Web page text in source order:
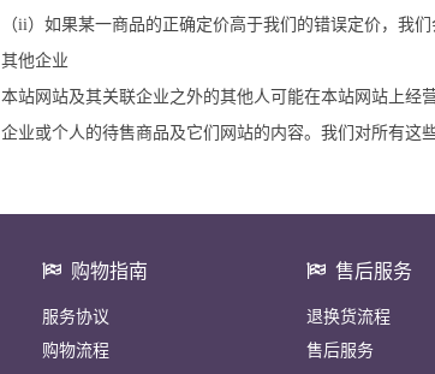
（ii）如果某一商品的正确定价高于我们的错误定价，我
其他企业
本站网站及其关联企业之外的其他人可能在本站网站上经
企业或个人的待售商品及它们网站的内容。我们对所有这
购物指南
服务协议
购物流程
售后服务
退换货流程
售后服务